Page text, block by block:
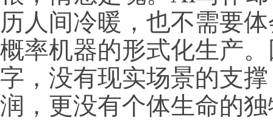
历人间冷暖，也不需要
概率机器的形式化生产
字，没有现实场景的支
润，更没有个体生命的